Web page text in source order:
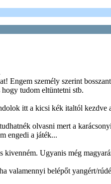
Engem személy szerint
tudom eltüntetni stb.
itt a kicsi kék italtól
olvasni mert a
engedi a játék...
Ugyanis még
valamennyi belépőt yangért/